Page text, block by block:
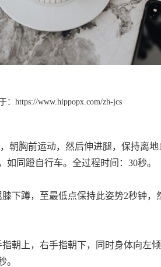
： https://www.hippopx.com/zh-jcs
胸前运动，然后伸进腿，保持离地
同蹬自行车。全过程时间：30秒。
蹲，至最低点保持此姿势2秒钟，
朝上，右手指朝下，同时身体向左
。